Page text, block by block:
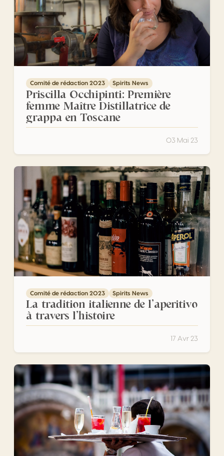
Comité de rédaction 2023 Spirits News
Priscilla Occhipinti: Première
femme Maître Distillatrice de
grappa en Toscane
03 Mai 23
La tradition italienne de l’aperitivo à travers l’histoire
Comité de rédaction 2023 Spirits News
La tradition italienne de l’aperitivo
à travers l’histoire
17 Avr 23
Un comité de rédaction mettant en lumière la culture